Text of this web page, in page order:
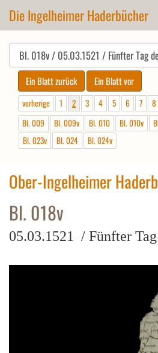
Die Ingelheimer Haderbücher
vorherige 1 2 3 4 5 6 7 8
Bl. 009
Bl. 009v Bl. 010 Bl. 010v
Bl. 023v
Bl. 024 Bl. 024v
Ober-Ingelheimer
Bl. 018v
05.03.1521 / Fünfter